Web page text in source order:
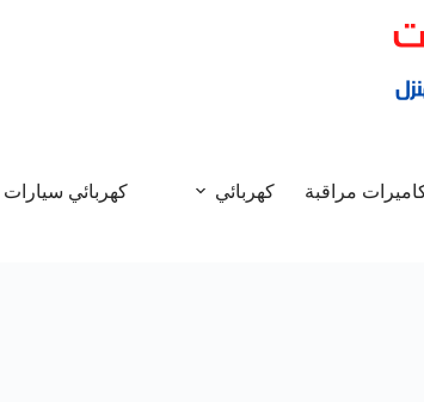
مراقبة كهربائي كهربائي سيارات